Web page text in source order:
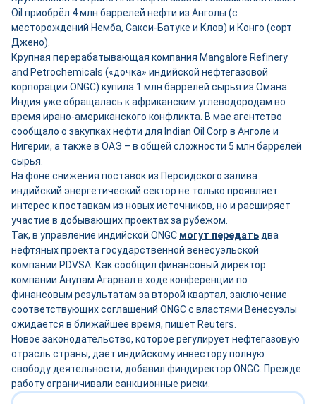
Oil приобрёл 4 млн баррелей нефти из Анголы (с
месторождений Немба, Сакси-Батуке и Клов) и Конго (сорт
Джено).
Крупная перерабатывающая компания Mangalore Refinery
and Petrochemicals («дочка» индийской нефтегазовой
корпорации ONGC) купила 1 млн баррелей сырья из Омана.
Индия уже обращалась к африканским углеводородам во
время ирано-американского конфликта. В мае агентство
сообщало о закупках нефти для Indian Oil Corp в Анголе и
Нигерии, а также в ОАЭ – в общей сложности 5 млн баррелей
сырья.
На фоне снижения поставок из Персидского залива
индийский энергетический сектор не только проявляет
интерес к поставкам из новых источников, но и расширяет
участие в добывающих проектах за рубежом.
Так, в управление индийской ONGC могут передать два
нефтяных проекта государственной венесуэльской
компании PDVSA. Как сообщил финансовый директор
компании Анупам Агарвал в ходе конференции по
финансовым результатам за второй квартал, заключение
соответствующих соглашений ONGC с властями Венесуэлы
ожидается в ближайшее время, пишет Reuters.
Новое законодательство, которое регулирует нефтегазовую
отрасль страны, даёт индийскому инвестору полную
свободу деятельности, добавил финдиректор ONGC. Прежде
работу ограничивали санкционные риски.